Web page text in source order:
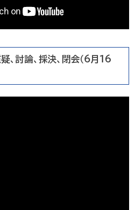
、討論、採決、閉会（6月16